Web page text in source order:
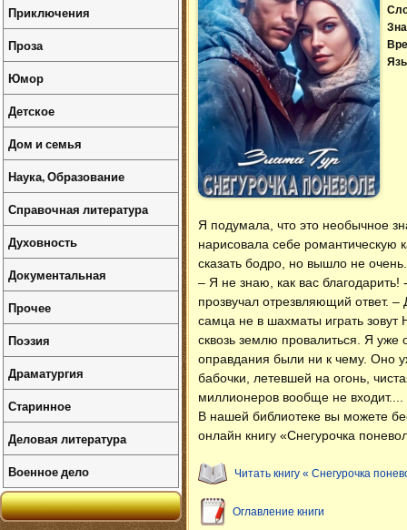
Я подумала, что это необычное
нарисовала себе романтическую
сказать бодро, но вышло не
– Я не знаю, как вас
прозвучал отрезвляющий ответ.
самца не в шахматы играть зовут
сквозь землю провалиться. Я уже
оправдания были ни к чему. Оно
бабочки, летевшей на огонь,
миллионеров вообще не входит....
В нашей библиотеке вы можете
онлайн книгу «Снегурочка
Читать книгу « Снегурочка
Оглавление книги
Приключения
Проза
Юмор
Детское
Дом и семья
Наука, Образование
Справочная литература
Духовность
Документальная
Прочее
Поэзия
Драматургия
Старинное
Деловая литература
Военное дело